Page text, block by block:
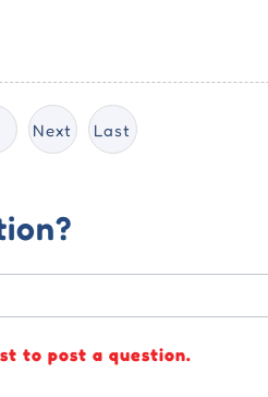
Next Last
to post a question.